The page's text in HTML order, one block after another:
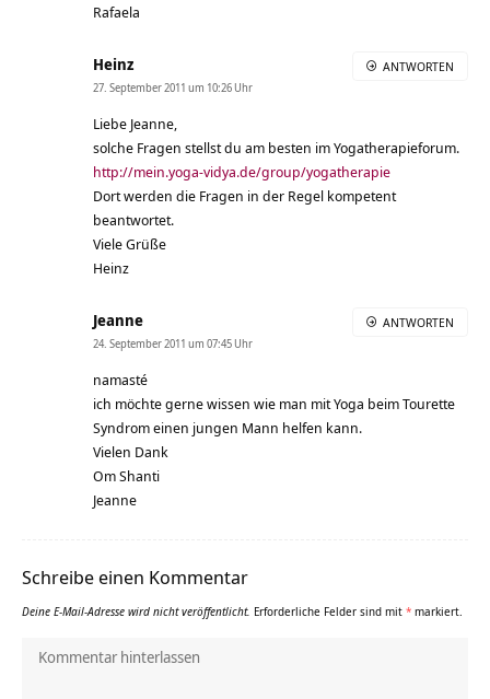
Rafaela
Heinz
27. September 2011 um 10:26 Uhr
Liebe Jeanne,
solche Fragen stellst du am besten im Yogatherapieforum.
http://mein.yoga-vidya.de/group/yogatherapie
Dort werden die Fragen in der Regel kompetent
beantwortet.
Viele Grüße
Heinz
ANTWORTEN
Jeanne
24. September 2011 um 07:45 Uhr
namasté
ich möchte gerne wissen wie man mit Yoga beim Tourette
Syndrom einen jungen Mann helfen kann.
Vielen Dank
Om Shanti
Jeanne
ANTWORTEN
Schreibe einen Kommentar
Deine E-Mail-Adresse wird nicht veröffentlicht. Erforderliche Felder sind mit * markiert.